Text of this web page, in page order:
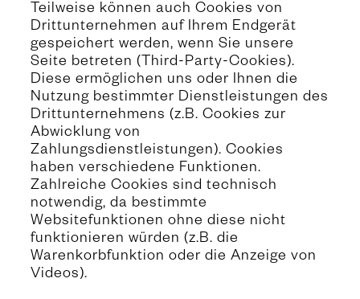
Teilweise können auch Cookies von
Drittunternehmen auf Ihrem Endgerät
gespeichert werden, wenn Sie unsere
Seite betreten (Third-Party-Cookies).
Diese ermöglichen uns oder Ihnen die
Nutzung bestimmter Dienstleistungen des
Drittunternehmens (z.B. Cookies zur
Abwicklung von
Zahlungsdienstleistungen). Cookies
haben verschiedene Funktionen.
Zahlreiche Cookies sind technisch
notwendig, da bestimmte
Websitefunktionen ohne diese nicht
funktionieren würden (z.B. die
Warenkorbfunktion oder die Anzeige von
Videos).